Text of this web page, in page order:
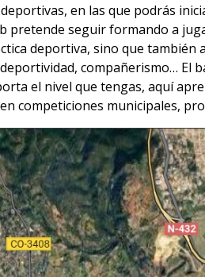
en las que podrás
pretende seguir formando a
deportiva, sino que
compañerismo…
el nivel que tengas, aquí
competiciones municipales,